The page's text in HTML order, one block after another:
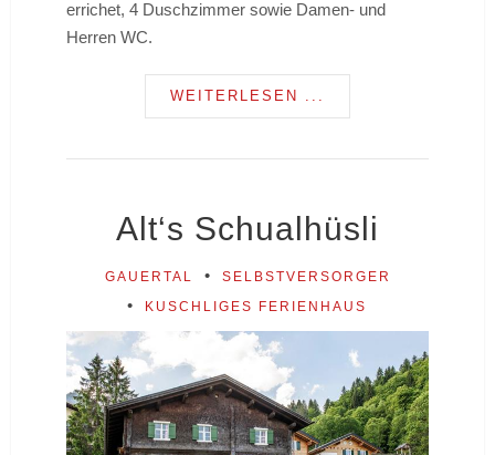
errichet, 4 Duschzimmer sowie Damen- und
Herren WC.
WEITERLESEN ...
Alt‘s Schualhüsli
GAUERTAL
SELBSTVERSORGER
KUSCHLIGES FERIENHAUS